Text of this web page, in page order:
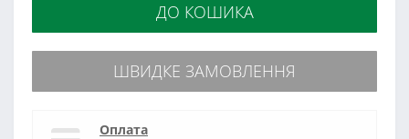
ДО КОШИКА
ШВИДКЕ ЗАМОВЛЕННЯ
Оплата